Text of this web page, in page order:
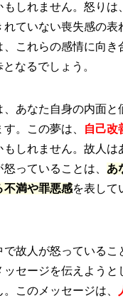
もしれません。怒りは
れていない喪失感の表
、これらの感情に向き
なるでしょう。
、あなた自身の内面と
。この夢は、
自己改
もしれません。故人は
っていることは、 あ
不満や罪悪感を表して
故人が怒っているこ
ッセージを伝えようと
このメッセージは、